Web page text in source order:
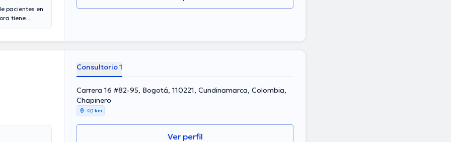
pacientes en
tiene
Español
Consultorio 1
Carrera 16 #82-95, Bogotá, 110221, Cundinamarca, Colombia,
Chapinero
0,1 km
Ver perfil